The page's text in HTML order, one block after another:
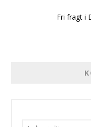
Fri fragt i